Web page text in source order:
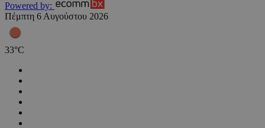
Powered by:
Πέμπτη 6 Αυγούστου 2026
33°C